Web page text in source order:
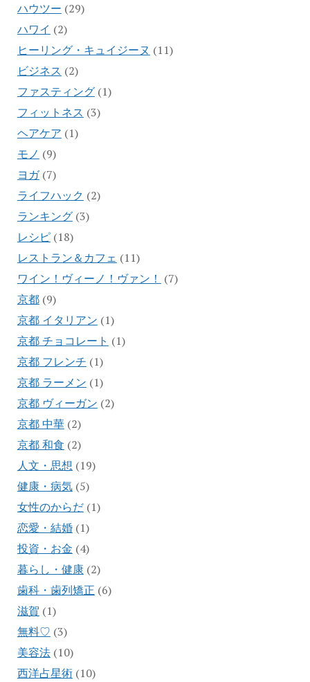
ハウツー (29)
ハワイ (2)
ヒーリング・キュイジーヌ (11)
ビジネス (2)
ファスティング(1)
フィットネス (3)
ヘアケア (1)
モノ (9)
ヨガ(7)
ライフハック (2)
ランキング(3)
レシピ(18)
レストラン＆カフェ (11)
ワイン！ヴィーノ！ヴァン！ (7)
京都(9)
京都 イタリアン (1)
京都 チョコレート (1)
京都 フレンチ (1)
京都 ラーメン (1)
京都 ヴィーガン (2)
京都 中華(2)
京都 和食 (2)
人文・思想 (19)
健康・病気(5)
女性のからだ(1)
恋愛・結婚(1)
投資・お金 (4)
暮らし・健康(2)
歯科・歯列矯正 (6)
滋賀 (1)
無料♡ (3)
美容法(10)
西洋占星術(10)